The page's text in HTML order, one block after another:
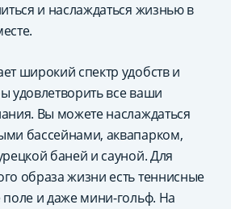
и наслаждаться жизнью в
широкий спектр удобств и
удовлетворить все ваши
Вы можете наслаждаться
бассейнами, аквапарком,
баней и сауной. Для
образа жизни есть теннисные
поле и даже мини-гольф. На